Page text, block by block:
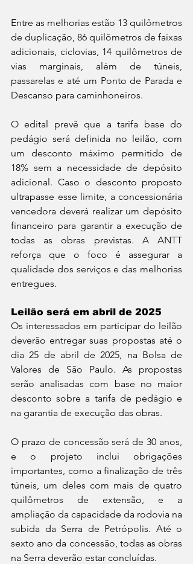
Entre as melhorias estão 13 quilômetros
de duplicação, 86 quilômetros de faixas
adicionais, ciclovias, 14 quilômetros de
vias marginais, além de túneis,
passarelas e até um Ponto de Parada e
Descanso para caminhoneiros.
O edital prevê que a tarifa base do
pedágio será definida no leilão, com
um desconto máximo permitido de
18% sem a necessidade de depósito
adicional. Caso o desconto proposto
ultrapasse esse limite, a concessionária
vencedora deverá realizar um depósito
financeiro para garantir a execução de
todas as obras previstas. A ANTT
reforça que o foco é assegurar a
qualidade dos serviços e das melhorias
entregues.
Leilão será em abril de 2025
Os interessados em participar do leilão
deverão entregar suas propostas até o
dia 25 de abril de 2025, na Bolsa de
Valores de São Paulo. As propostas
serão analisadas com base no maior
desconto sobre a tarifa de pedágio e
na garantia de execução das obras.
O prazo de concessão será de 30 anos,
e o projeto inclui obrigações
importantes, como a finalização de três
túneis, um deles com mais de quatro
quilômetros de extensão, e a
ampliação da capacidade da rodovia na
subida da Serra de Petrópolis. Até o
sexto ano da concessão, todas as obras
na Serra deverão estar concluídas.